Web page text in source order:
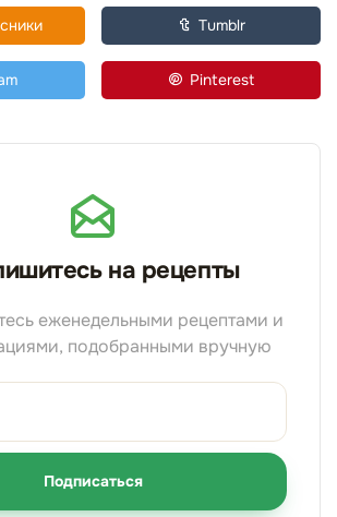
Tumblr
Pinterest
на рецепты
еженедельными рецептами и
подобранными вручную
Подписаться